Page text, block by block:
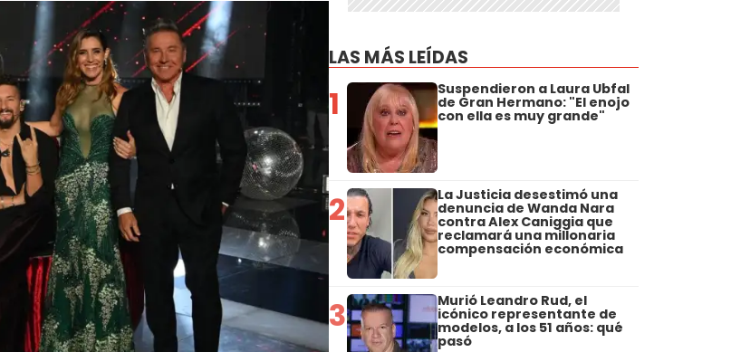
LAS MÁS LEÍDAS
1 Suspendieron a Laura Ubfal
de Gran Hermano: "El enojo
con ella es muy grande"
2 La Justicia desestimó una
denuncia de Wanda Nara
contra Alex Caniggia que
reclamará una millonaria
compensación económica
3 Murió Leandro Rud, el
icónico representante de
modelos, a los 51 años: qué
pasó